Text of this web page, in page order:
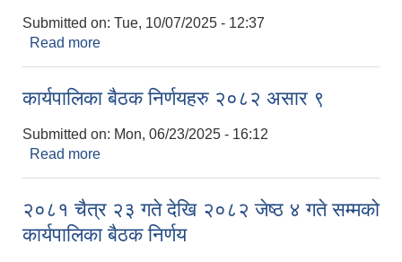
Submitted on: Tue, 10/07/2025 - 12:37
Read more
कार्यपालिका बैठक निर्णयहरु २०८२ असार ९
Submitted on: Mon, 06/23/2025 - 16:12
Read more
२०८१ चैत्र २३ गते देखि २०८२ जेष्ठ ४ गते सम्मको
कार्यपालिका बैठक निर्णय